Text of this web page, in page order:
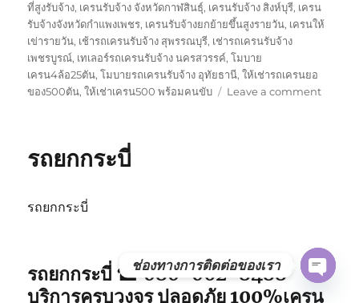
ที่สูงรับจ้าง, เครนรับจ้าง จังหวัดกาฬสินธุ์, เครนรับจ้าง สิงห์บุรี, เครน
รับจ้างจังหวัดกำแพงเพชร, เครนรับจ้างยกย้ายขึ้นสูงรายวัน, เครนให้
เข่ารายวัน, เช้ารถเครนรับจ้าง สุพรรณบุรี, เช่ารถเครนรับจ้าง
เพชรบูรณ์, เทเลอร์รถเครนรับจ้าง นครสวรรค์,โมบาย
เครน4ล้อ25ตัน,โมบายรถเครนรับจ้าง อุทัยธานี,ให้เช่ารถเครนยอ
ของ500ตัน,ให้เช่าเครน500 พร้อมคนขับ Leave a commenton
รถยกกระบี่
รถยกกระบี่
รถยกกระบี่ ☎ 080-062-8488
บริการครบวงจร ปลอดภัย 100%เครน
ช่องทางการติดต่อของเรา
OPEN